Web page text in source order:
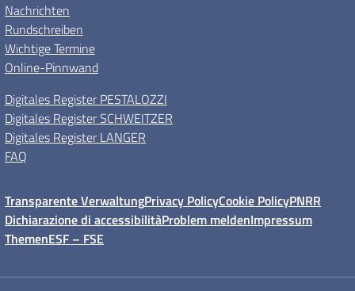
Nachrichten
Rundschreiben
Wichtige Termine
Online-Pinnwand
Digitales Register PESTALOZZI
Digitales Register SCHWEITZER
Digitales Register LANGER
FAQ
Transparente VerwaltungPrivacy PolicyCookie PolicyPNRR
Dichiarazione di accessibilitàProblem meldenImpressum
ThemenESF – FSE